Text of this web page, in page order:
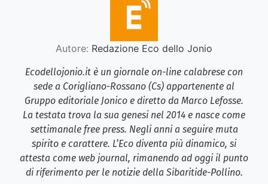
Autore: Redazione Eco dello Jonio
Ecodellojonio.it è un giornale on-line calabrese con
sede a Corigliano-Rossano (Cs) appartenente al
Gruppo editoriale Jonico e diretto da Marco Lefosse.
La testata trova la sua genesi nel 2014 e nasce come
settimanale free press. Negli anni a seguire muta
spirito e carattere. L’Eco diventa più dinamico, si
attesta come web journal, rimanendo ad oggi il punto
di riferimento per le notizie della Sibaritide-Pollino.